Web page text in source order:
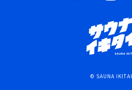
© SAUNA IKITAI